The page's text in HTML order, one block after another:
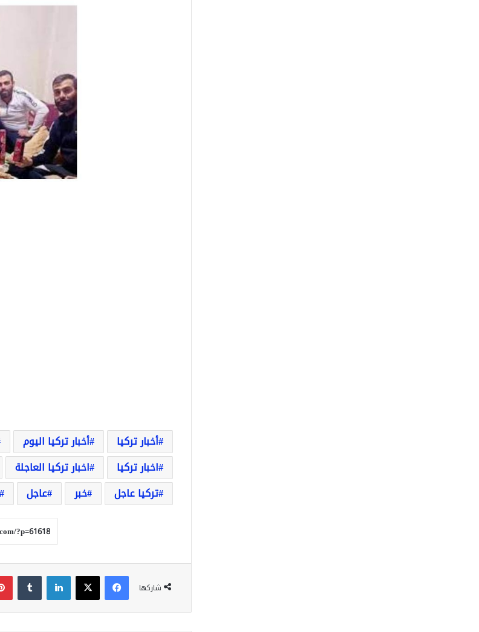
أخبار تركيا أخبار تركيا اليوم
اخبار تركيا
اخبار تركيا العاجلة
تركيا عاجل
خبر عاجل
شاركها
فيسبوك‫X لينكدإن